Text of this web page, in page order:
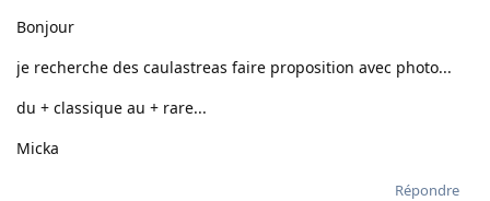
Bonjour
je recherche des caulastreas faire proposition avec photo...
du + classique au + rare...
Micka
Répondre